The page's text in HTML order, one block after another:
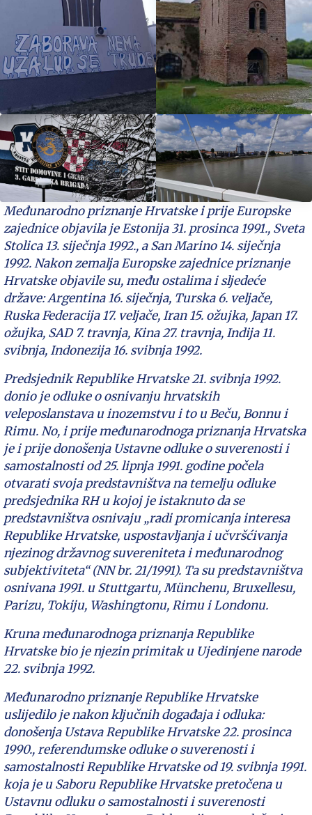
Međunarodno priznanje Hrvatske i prije Europske
zajednice objavila je Estonija 31. prosinca 1991., Sveta
Stolica 13. siječnja 1992., a San Marino 14. siječnja
1992. Nakon zemalja Europske zajednice priznanje
Hrvatske objavile su, među ostalima i sljedeće
države: Argentina 16. siječnja, Turska 6. veljače,
Ruska Federacija 17. veljače, Iran 15. ožujka, Japan 17.
ožujka, SAD 7. travnja, Kina 27. travnja, Indija 11.
svibnja, Indonezija 16. svibnja 1992.
Predsjednik Republike Hrvatske 21. svibnja 1992.
donio je odluke o osnivanju hrvatskih
veleposlanstava u inozemstvu i to u Beču, Bonnu i
Rimu. No, i prije međunarodnoga priznanja Hrvatska
je i prije donošenja Ustavne odluke o suverenosti i
samostalnosti od 25. lipnja 1991. godine počela
otvarati svoja predstavništva na temelju odluke
predsjednika RH u kojoj je istaknuto da se
predstavništva osnivaju „radi promicanja interesa
Republike Hrvatske, uspostavljanja i učvršćivanja
njezinog državnog suvereniteta i međunarodnog
subjektiviteta“ (NN br. 21/1991). Ta su predstavništva
osnivana 1991. u Stuttgartu, Münchenu, Bruxellesu,
Parizu, Tokiju, Washingtonu, Rimu i Londonu.
Kruna međunarodnoga priznanja Republike
Hrvatske bio je njezin primitak u Ujedinjene narode
22. svibnja 1992.
Međunarodno priznanje Republike Hrvatske
uslijedilo je nakon ključnih događaja i odluka:
donošenja Ustava Republike Hrvatske 22. prosinca
1990., referendumske odluke o suverenosti i
samostalnosti Republike Hrvatske od 19. svibnja 1991.
koja je u Saboru Republike Hrvatske pretočena u
Ustavnu odluku o samostalnosti i suverenosti